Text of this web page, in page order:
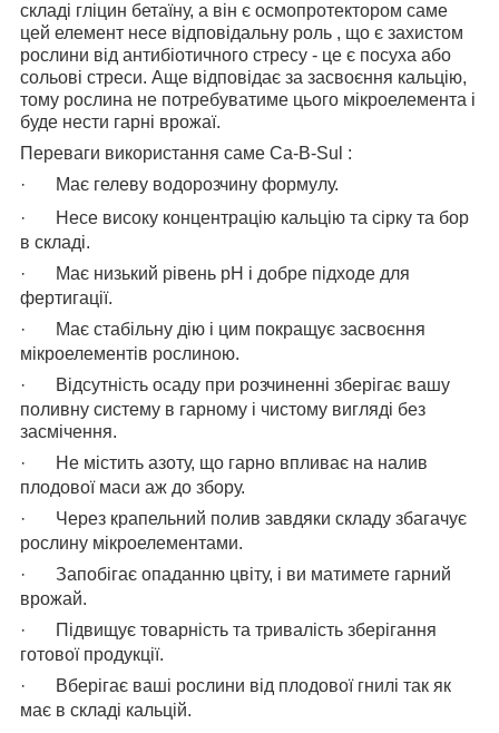
складі гліцин бетаїну, а він є осмопротектором саме
цей елемент несе відповідальну роль , що є захистом
рослини від антибіотичного стресу - це є посуха або
сольові стреси. Аще відповідає за засвоєння кальцію,
тому рослина не потребуватиме цього мікроелемента і
буде нести гарні врожаї.
Переваги використання саме Ca-B-Sul :
·
Має гелеву водорозчину формулу.
·
Несе високу концентрацію кальцію та сірку та бор
в складі.
·
Має низький рівень рН і добре підходе для
фертигації.
·
Має стабільну дію і цим покращує засвоєння
мікроелементів рослиною.
·
Відсутність осаду при розчиненні зберігає вашу
поливну систему в гарному і чистому вигляді без
засмічення.
·
Не містить азоту, що гарно впливає на налив
плодової маси аж до збору.
·
Через крапельний полив завдяки складу збагачує
рослину мікроелементами.
·
Запобігає опаданню цвіту, і ви матимете гарний
врожай.
·
Підвищує товарність та тривалість зберігання
готової продукції.
·
Вберігає ваші рослини від плодової гнилі так як
має в складі кальцій.